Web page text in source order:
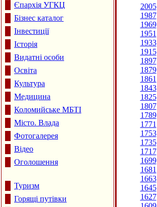
Єпархія УГКЦ
Бізнес каталог
Інвестиції
Історія
Видатні особи
Освіта
Культура
Медицина
Коломийське МБТІ
Місто. Влада
Фотогалерея
Відео
Оголошення
Туризм
Горящі путівки
2005
1987
1969
1951
1933
1915
1897
1879
1861
1843
1825
1807
1789
1771
1753
1735
1717
1699
1681
1663
1645
1627